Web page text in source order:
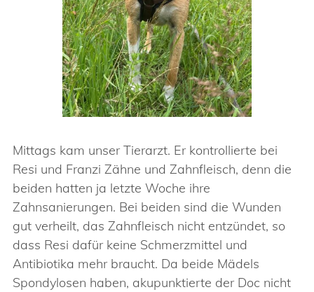
Mittags kam unser Tierarzt. Er kontrollierte bei
Resi und Franzi Zähne und Zahnfleisch, denn die
beiden hatten ja letzte Woche ihre
Zahnsanierungen. Bei beiden sind die Wunden
gut verheilt, das Zahnfleisch nicht entzündet, so
dass Resi dafür keine Schmerzmittel und
Antibiotika mehr braucht. Da beide Mädels
Spondylosen haben, akupunktierte der Doc nicht